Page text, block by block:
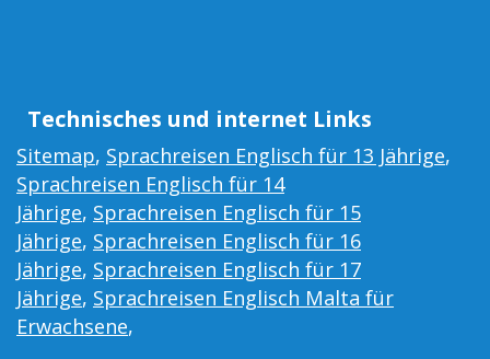
Technisches und internet Links
Sitemap, Sprachreisen Englisch für 13 Jährige,
Sprachreisen Englisch für 14
Jährige, Sprachreisen Englisch für 15
Jährige, Sprachreisen Englisch für 16
Jährige, Sprachreisen Englisch für 17
Jährige, Sprachreisen Englisch Malta für
Erwachsene,